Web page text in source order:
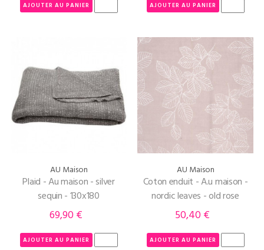
AJOUTER AU PANIER AJOUTER AU PANIER
AU Maison
Plaid - Au maison - silver
sequin - 130x180
Prix
69,90 €
AJOUTER AU PANIER
AU Maison
Coton enduit - A.u maison -
nordic leaves - old rose
Prix
50,40 €
AJOUTER AU PANIER